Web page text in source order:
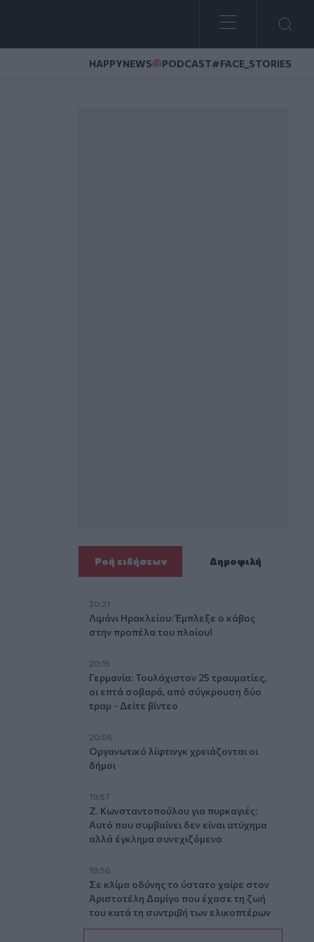
HAPPYNEWS PODCAST#FACE_STORIES
Ροή ειδήσεων Δημοφιλή
20:21
Λιμάνι Ηρακλείου: Έμπλεξε ο κάβος
στην προπέλα του πλοίου!
20:15
Γερμανία: Τουλάχιστον 25 τραυματίες,
οι επτά σοβαρά, από σύγκρουση δύο
τραμ - Δείτε βίντεο
20:06
Οργανωτικό λίφτινγκ χρειάζονται οι
δήμοι
19:57
Ζ. Κωνσταντοπούλου για πυρκαγιές:
Αυτό που συμβαίνει δεν είναι ατύχημα
αλλά έγκλημα συνεχιζόμενο
19:56
Σε κλίμα οδύνης το ύστατο χαίρε στον
Αριστοτέλη Δαμίγο που έχασε τη ζωή
του κατά τη συντριβή των ελικοπτέρων
στην Ψάθα